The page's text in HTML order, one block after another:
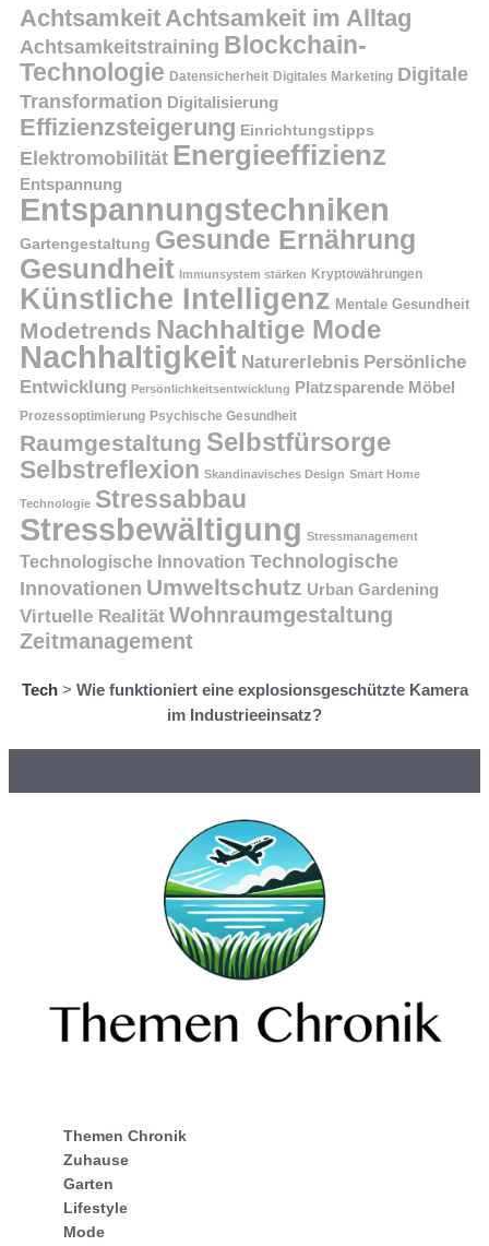
Achtsamkeit Achtsamkeit im Alltag
Achtsamkeitstraining Blockchain-
Technologie Datensicherheit Digitales Marketing Digitale
Transformation Digitalisierung
Effizienzsteigerung Einrichtungstipps
Elektromobilität Energieeffizienz
Entspannung
Entspannungstechniken
Gartengestaltung Gesunde Ernährung
Gesundheit Immunsystem stärken Kryptowährungen
Künstliche Intelligenz Mentale Gesundheit
Modetrends Nachhaltige Mode
Nachhaltigkeit Naturerlebnis Persönliche
Entwicklung Persönlichkeitsentwicklung Platzsparende Möbel
Prozessoptimierung Psychische Gesundheit
Raumgestaltung Selbstfürsorge
Selbstreflexion Skandinavisches Design Smart Home
Technologie Stressabbau
Stressbewältigung Stressmanagement
Technologische Innovation Technologische
Innovationen Umweltschutz Urban Gardening
Virtuelle Realität Wohnraumgestaltung
Zeitmanagement
Tech> Wie funktioniert eine explosionsgeschützte Kamera
im Industrieeinsatz?
Themen Chronik
Zuhause
Garten
Lifestyle
Mode